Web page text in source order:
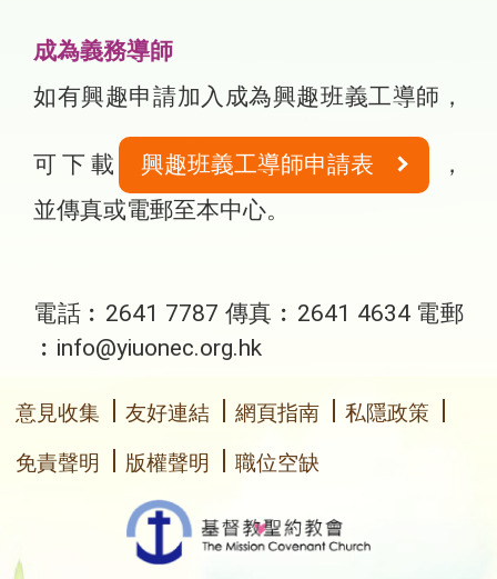
成為義務導師
如有興趣申請加入成為興趣班義工導師，
可下載 興趣班義工導師申請表
，
並傳真或電郵至本中心。
電話︰2641 7787 傳真︰2641 4634 電郵
︰info@yiuonec.org.hk
意見收集 友好連結 網頁指南
私隱政策
免責聲明
版權聲明 職位空缺